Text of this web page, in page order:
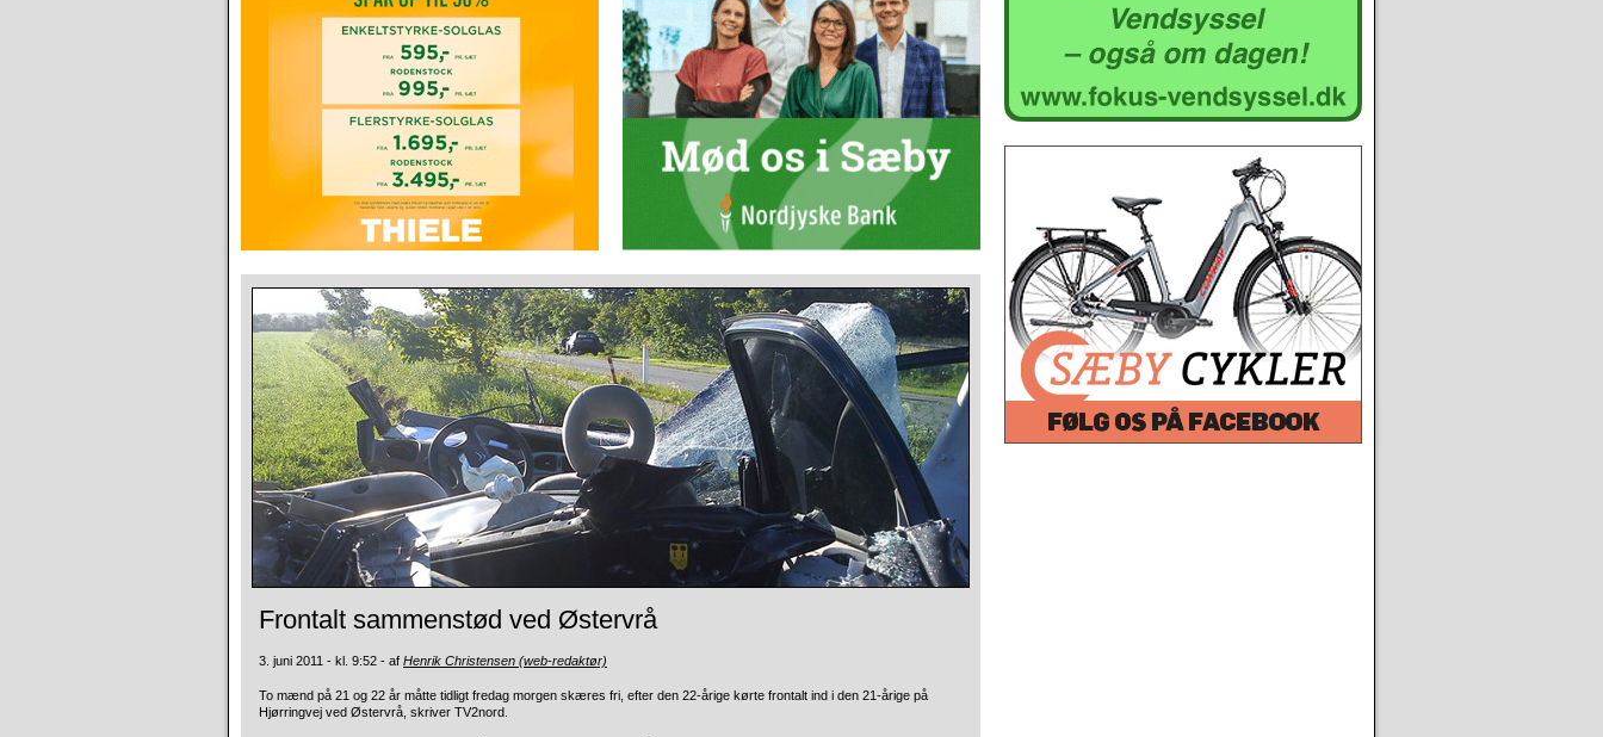
Frontalt sammenstød ved Østervrå
3. juni 2011 - kl. 9:52 - af Henrik Christensen (web-redaktør)
To mænd på 21 og 22 år måtte tidligt fredag morgen skæres fri, efter den 22-årige kørte frontalt ind i den 21-årige på
Hjørringvej ved Østervrå, skriver TV2nord.